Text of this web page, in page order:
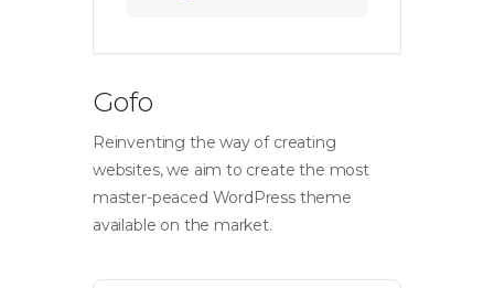
Gofo
Reinventing the way of creating
websites, we aim to create the most
master-peaced WordPress theme
available on the market.